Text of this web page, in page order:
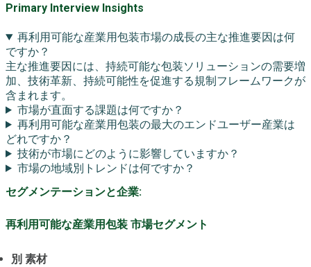
Primary Interview Insights
再利用可能な産業用包装市場の成長の主な推進要因は何
ですか？
主な推進要因には、持続可能な包装ソリューションの需要増
加、技術革新、持続可能性を促進する規制フレームワークが
含まれます。
市場が直面する課題は何ですか？
再利用可能な産業用包装の最大のエンドユーザー産業は
どれですか？
技術が市場にどのように影響していますか？
市場の地域別トレンドは何ですか？
セグメンテーションと企業:
再利用可能な産業用包装 市場セグメント
別 素材